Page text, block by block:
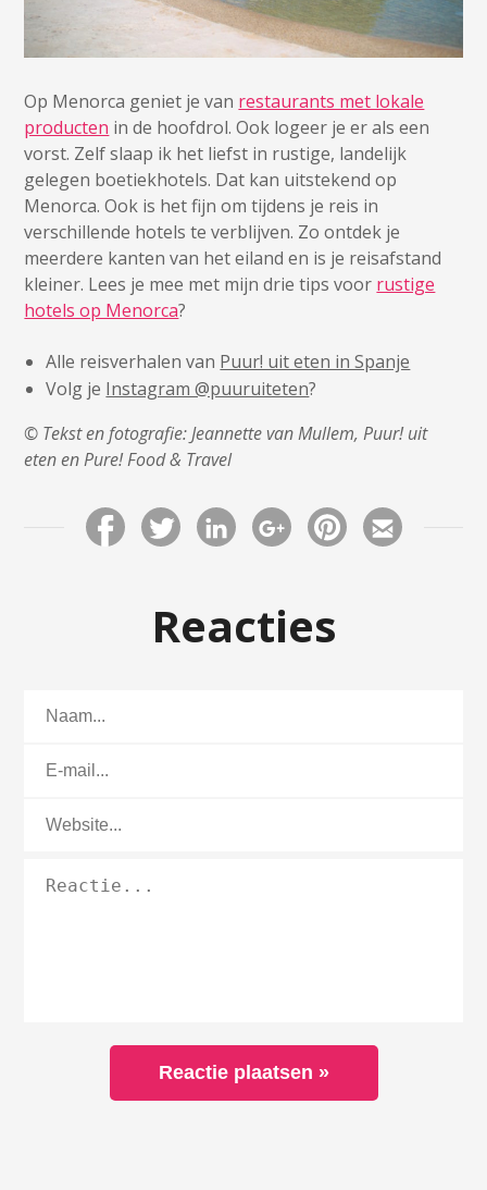
Op Menorca geniet je van restaurants met lokale
producten in de hoofdrol. Ook logeer je er als een
vorst. Zelf slaap ik het liefst in rustige, landelijk
gelegen boetiekhotels. Dat kan uitstekend op
Menorca. Ook is het fijn om tijdens je reis in
verschillende hotels te verblijven. Zo ontdek je
meerdere kanten van het eiland en is je reisafstand
kleiner. Lees je mee met mijn drie tips voor rustige
hotels op Menorca?
Alle reisverhalen van Puur! uit eten in Spanje
Volg je Instagram @puuruiteten?
© Tekst en fotografie: Jeannette van Mullem, Puur! uit
eten en Pure! Food & Travel
Reacties